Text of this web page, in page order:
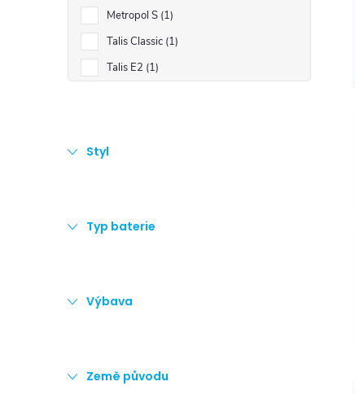
Metropol S 1
Talis Classic 1
Talis E2 1
Styl
Typ baterie
Výbava
Země původu